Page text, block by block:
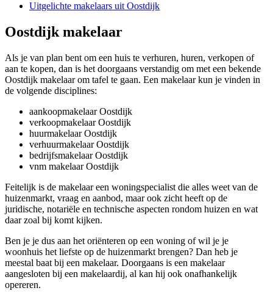
Uitgelichte makelaars uit Oostdijk
Oostdijk makelaar
Als je van plan bent om een huis te verhuren, huren, verkopen of
aan te kopen, dan is het doorgaans verstandig om met een bekende
Oostdijk makelaar om tafel te gaan. Een makelaar kun je vinden in
de volgende disciplines:
aankoopmakelaar Oostdijk
verkoopmakelaar Oostdijk
huurmakelaar Oostdijk
verhuurmakelaar Oostdijk
bedrijfsmakelaar Oostdijk
vnm makelaar Oostdijk
Feitelijk is de makelaar een woningspecialist die alles weet van de
huizenmarkt, vraag en aanbod, maar ook zicht heeft op de
juridische, notariële en technische aspecten rondom huizen en wat
daar zoal bij komt kijken.
Ben je je dus aan het oriënteren op een woning of wil je je
woonhuis het liefste op de huizenmarkt brengen? Dan heb je
meestal baat bij een makelaar. Doorgaans is een makelaar
aangesloten bij een makelaardij, al kan hij ook onafhankelijk
opereren.